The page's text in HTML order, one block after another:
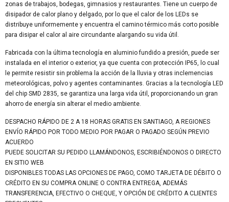
zonas de trabajos, bodegas, gimnasios y restaurantes. Tiene un cuerpo de
disipador de calor plano y delgado, por lo que el calor de los LEDs se
distribuye uniformemente y encuentra el camino térmico más corto posible
para disipar el calor al aire circundante alargando su vida útil.
Fabricada con la última tecnología en aluminio fundido a presión, puede ser
instalada en el interior o exterior, ya que cuenta con protección IP65, lo cual
le permite resistir sin problema la acción de la lluvia y otras inclemencias
meteorológicas, polvo y agentes contaminantes. Gracias a la tecnología LED
del chip SMD 2835, se garantiza una larga vida útil, proporcionando un gran
ahorro de energía sin alterar el medio ambiente.
DESPACHO RÁPIDO DE 2 A 18 HORAS GRATIS EN SANTIAGO, A REGIONES
ENVÍO RÁPIDO POR TODO MEDIO POR PAGAR O PAGADO SEGÚN PREVIO
ACUERDO
PUEDE SOLICITAR SU PEDIDO LLAMÁNDONOS, ESCRIBIÉNDONOS O DIRECTO
EN SITIO WEB
DISPONIBLES TODAS LAS OPCIONES DE PAGO, COMO TARJETA DE DÉBITO O
CRÉDITO EN SU COMPRA ONLINE O CONTRA ENTREGA, ADEMÁS
TRANSFERENCIA, EFECTIVO O CHEQUE, Y OPCIÓN DE CRÉDITO A CLIENTES